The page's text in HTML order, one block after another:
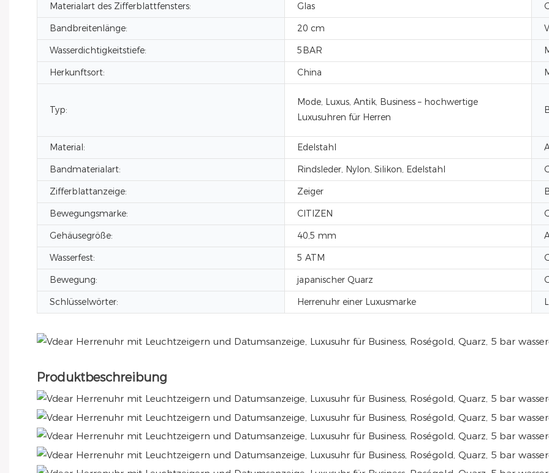
Materialart des Zifferblattfensters: Glas
Bandbreitenlänge:
20 cm
Wasserdichtigkeitstiefe:
5BAR
Herkunftsort:
China
Typ:
Mode, Luxus, Antik, Business – hochwertige
Luxusuhren für Herren
Material:
Edelstahl
Bandmaterialart:
Rindsleder, Nylon, Silikon, Edelstahl
Zifferblattanzeige:
Zeiger
Bewegungsmarke:
CITIZEN
Gehäusegröße:
40,5 mm
Wasserfest:
5 ATM
Bewegung:
japanischer Quarz
Schlüsselwörter:
Herrenuhr einer Luxusmarke
Produktbeschreibung